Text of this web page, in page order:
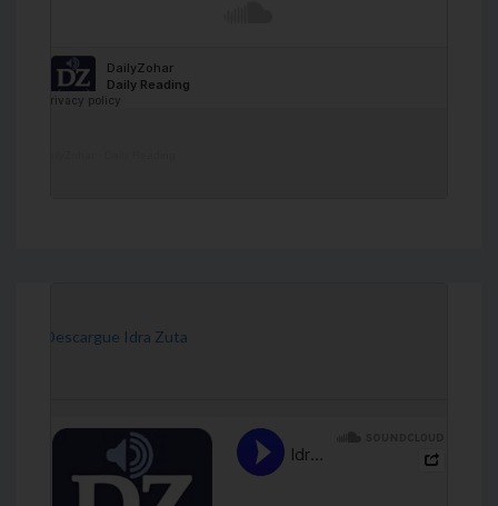
[Descargue Idra Zuta